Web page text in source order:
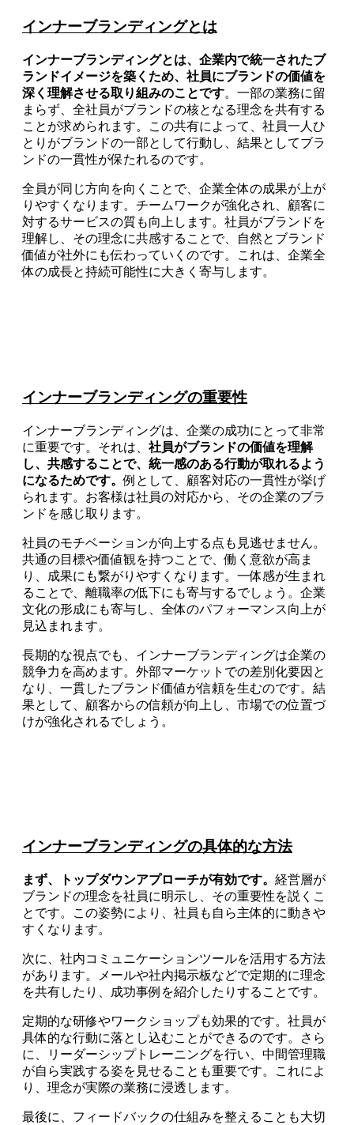
インナーブランディングとは
インナーブランディングとは、企業内で統一されたブ
ランドイメージを築くため、社員にブランドの価値を
深く理解させる取り組みのことです。一部の業務に留
まらず、全社員がブランドの核となる理念を共有する
ことが求められます。この共有によって、社員一人ひ
とりがブランドの一部として行動し、結果としてブラ
ンドの一貫性が保たれるのです。
全員が同じ方向を向くことで、企業全体の成果が上が
りやすくなります。チームワークが強化され、顧客に
対するサービスの質も向上します。社員がブランドを
理解し、その理念に共感することで、自然とブランド
価値が社外にも伝わっていくのです。これは、企業全
体の成長と持続可能性に大きく寄与します。
インナーブランディングの重要性
インナーブランディングは、企業の成功にとって非常
に重要です。それは、 社員がブランドの価値を理解
し、共感することで、統一感のある行動が取れるよう
になるためです。例として、顧客対応の一貫性が挙げ
られます。お客様は社員の対応から、その企業のブラ
ンドを感じ取ります。
社員のモチベーションが向上する点も見逃せません。
共通の目標や価値観を持つことで、働く意欲が高ま
り、成果にも繋がりやすくなります。一体感が生まれ
ることで、離職率の低下にも寄与するでしょう。企業
文化の形成にも寄与し、全体のパフォーマンス向上が
見込まれます。
長期的な視点でも、インナーブランディングは企業の
競争力を高めます。外部マーケットでの差別化要因と
なり、一貫したブランド価値が信頼を生むのです。結
果として、顧客からの信頼が向上し、市場での位置づ
けが強化されるでしょう。
インナーブランディングの具体的な方法
まず、トップダウンアプローチが有効です。 経営層が
ブランドの理念を社員に明示し、その重要性を説くこ
とです。この姿勢により、社員も自ら主体的に動きや
すくなります。
次に、社内コミュニケーションツールを活用する方法
があります。メールや社内掲示板などで定期的に理念
を共有したり、成功事例を紹介したりすることです。
定期的な研修やワークショップも効果的です。社員が
具体的な行動に落とし込むことができるのです。さら
に、リーダーシップトレーニングを行い、中間管理職
が自ら実践する姿を見せることも重要です。これによ
り、理念が実際の業務に浸透します。
最後に、フィードバックの仕組みを整えることも大切